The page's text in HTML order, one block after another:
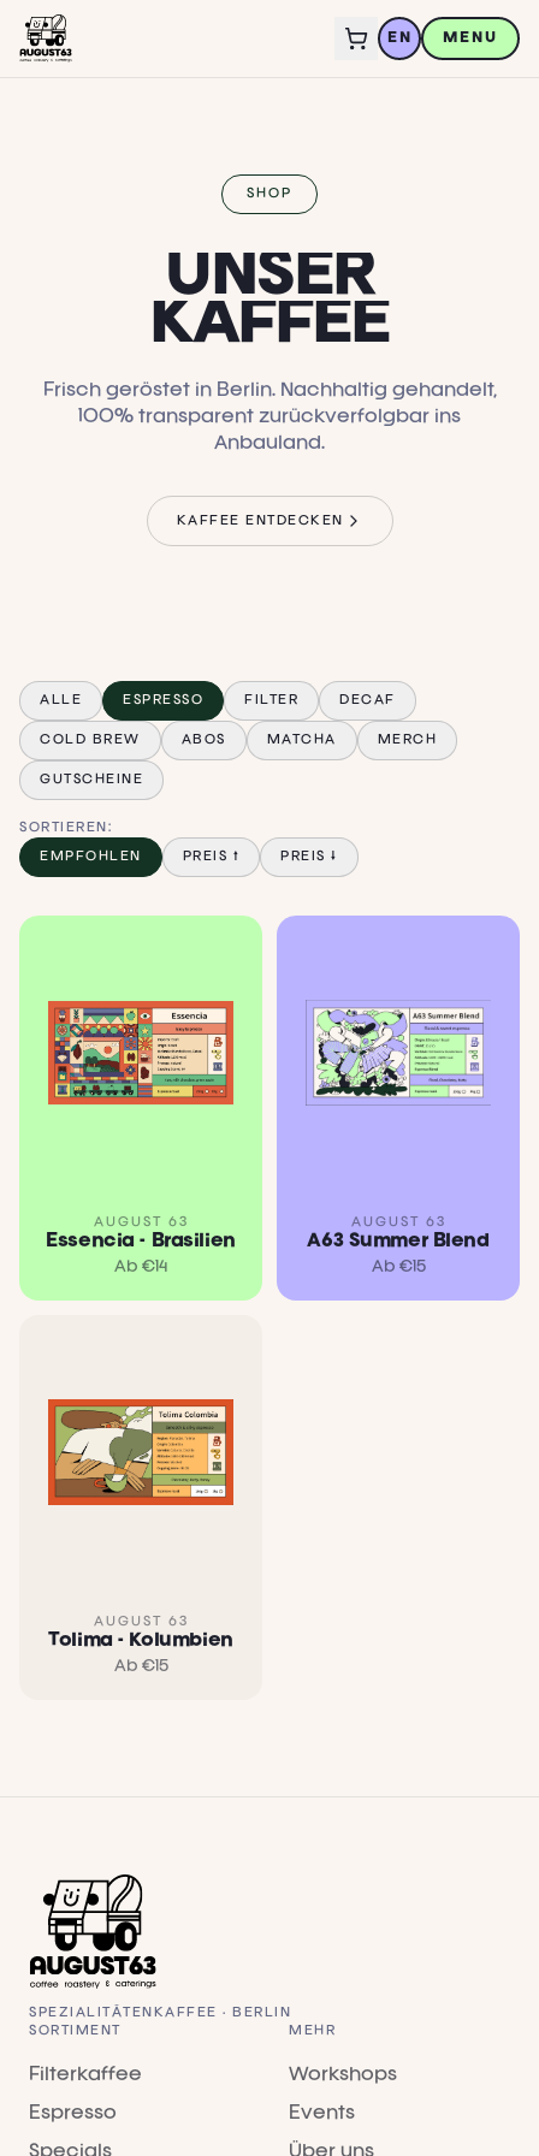
EN MENU
SHOP
U N SER
KAFFEE
Frisch geröstet in Berlin. Nachhaltig gehandelt,
100% transparent zurückverfolgbar ins
Anbauland.
KAFFEE ENTDECKEN
ALLE ESPRESSO FILTER DECAF
COLD BREW ABOS MATCHA MERCH
GUTSCHEINE
SORTIEREN:
EMPFOHLEN PREIS ↑ PREIS ↓
AUGUST 63
Essencia - Brasilien
Ab €14
AUGUST 63
A63 Summer Blend
Ab €15
AUGUST 63
Tolima - Kolumbien
Ab €15
SPEZIALITÄTENKAFFEE · BERLIN
SORTIMENT
Filterkaffee
Espresso
Specials
MEHR
Workshops
Events
Über uns